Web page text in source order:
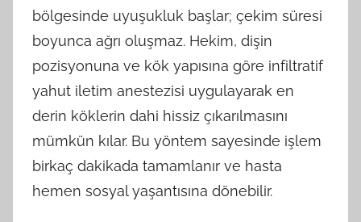
bölgesinde uyuşukluk başlar; çekim süresi
boyunca ağrı oluşmaz. Hekim, dişin
pozisyonuna ve kök yapısına göre infiltratif
yahut iletim anestezisi uygulayarak en
derin köklerin dahi hissiz çıkarılmasını
mümkün kılar. Bu yöntem sayesinde işlem
birkaç dakikada tamamlanır ve hasta
hemen sosyal yaşantısına dönebilir.